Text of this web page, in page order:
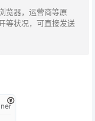
览器，运营商等原
等状况，可直接发送